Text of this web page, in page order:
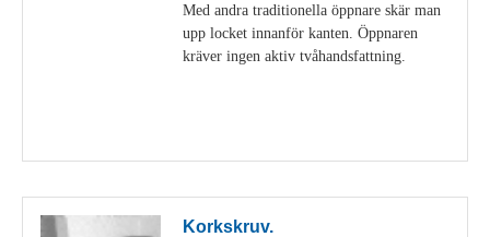
Med andra traditionella öppnare skär man
upp locket innanför kanten. Öppnaren
kräver ingen aktiv tvåhandsfattning.
Korkskruv.